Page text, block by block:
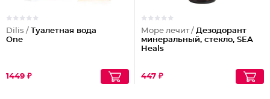
Dilis / Туалетная вода
One
1449 ₽
Море лечит / Дезодорант
минеральный, стекло, SEA
Heals
447 ₽